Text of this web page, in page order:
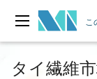
こ
タイ繊維